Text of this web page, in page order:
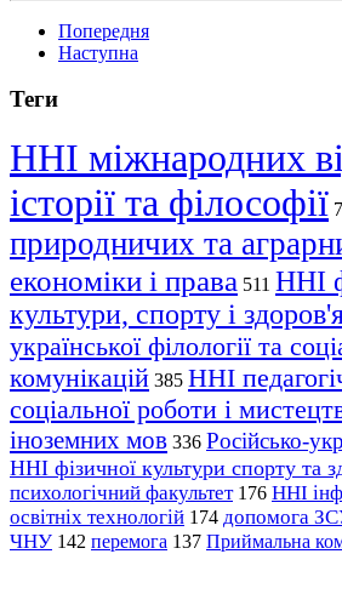
Попередня
Наступна
Теги
ННІ міжнародних
історії та філософії
природничих та
економіки і права 511 ННІ
культури, спорту і
української філології та
комунікацій 385 ННІ
соціальної роботи і
іноземних мов 336 Російсько-
ННІ фізичної культури спорту та
психологічний факультет 176 ННІ
освітніх технологій 174 допомога
ЧНУ 142 перемога 137 Приймальна